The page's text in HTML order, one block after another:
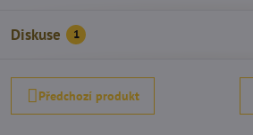
Diskuse 1
Předchozí produkt